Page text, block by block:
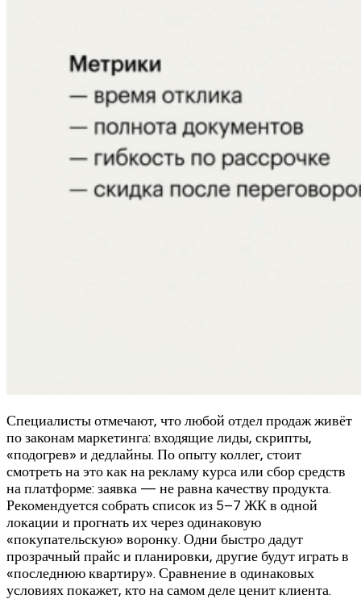
Специалисты отмечают, что любой отдел продаж живёт
по законам маркетинга: входящие лиды, скрипты,
«подогрев» и дедлайны. По опыту коллег, стоит
смотреть на это как на рекламу курса или сбор средств
на платформе: заявка — не равна качеству продукта.
Рекомендуется собрать список из 5–7 ЖК в одной
локации и прогнать их через одинаковую
«покупательскую» воронку. Одни быстро дадут
прозрачный прайс и планировки, другие будут играть в
«последнюю квартиру». Сравнение в одинаковых
условиях покажет, кто на самом деле ценит клиента.